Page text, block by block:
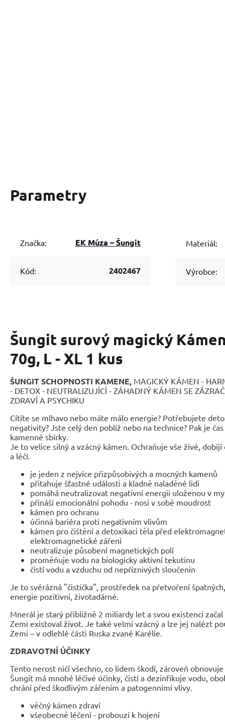
Parametry
Značka: EK Múza – Šungit
Kód: 2402467
Materiál:
Výrobce:
Šungit surový magický
70g, L - XL 1 kus
ŠUNGIT SCHOPNOSTI KAMENE, MAGICKÝ KÁMEN -
- DETOX - NEUTRALIZUJÍCÍ - ZÁHADNÝ KÁMEN SE
ZDRAVÍ A PSYCHIKU
Cítíte se mlhavo nebo máte málo energie? Potřebujete
negativity? Jste celý den poblíž nebo na technice? Pak je
kamenné sbírky.
Je to velice silný a vzácný kámen. Ochraňuje vše živé,
a léčí.
je jeden z nejvíce přizpůsobivých a mocných kamenů
přitahuje šťastné události a kladně naladěné lidi
pomáhá neutralizovat negativní energii uloženou v
přináší emocionální pohodu - nosí v sobě moudrost
kámen pro ochranu
účinná bariéra proti negativním vlivům
kámen pro čištění a detoxikaci těla před
elektromagnetické záření
neutralizuje působení magnetických polí
proměňuje vodu na biologicky aktivní tekutinu
čistí vodu a vzduchu od nepříznivých sloučenin
Je to svérázná "čistička", prostředek na přetvoření
energie pozitivní, životadárné.
Mnerál je starý přibližně 2 miliardy let a svou existenci
Zemi existoval život. Je také velmi vzácný a lze jej nalézt
Zemi – v odlehlé části Ruska zvané Karélie.
ZDRAVOTNÍ ÚČINKY
Tento nerost ničí všechno, co lidem škodí, zároveň
Šungit má mnohé léčivé účinky, čistí a dezinfikuje vodu,
chrání před škodlivým zářením a patogenními vlivy.
věčný kámen zdraví
všeobecně léčení - probouzí k hojení